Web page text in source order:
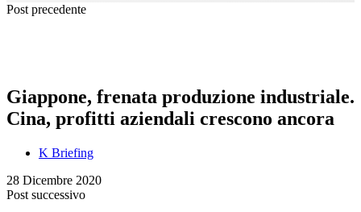
Post precedente
Giappone, frenata produzione industriale.
Cina, profitti aziendali crescono ancora
K Briefing
28 Dicembre 2020
Post successivo